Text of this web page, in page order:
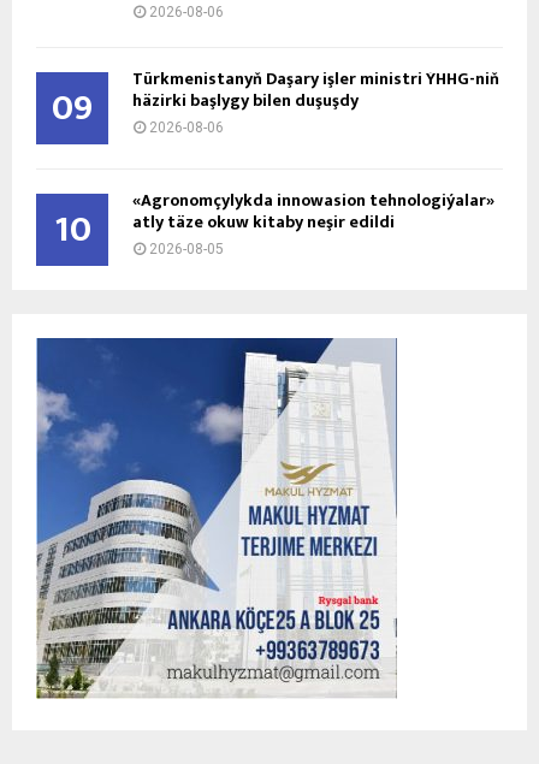
2026-08-06
09 Türkmenistanyň Daşary işler ministri ÝHHG-niň
häzirki başlygy bilen duşuşdy
2026-08-06
10 «Agronomçylykda innowasion tehnologiýalar»
atly täze okuw kitaby neşir edildi
2026-08-05